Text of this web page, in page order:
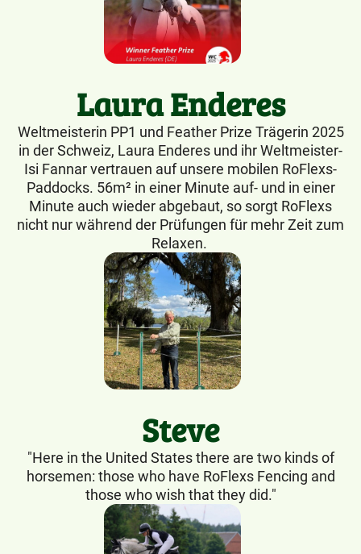
Weltmeisterin PP1 und Feather Prize Trägerin 2025
in der Schweiz, Laura Enderes und ihr Weltmeister-
Isi Fannar vertrauen auf unsere mobilen RoFlexs-
Paddocks. 56m² in einer Minute auf- und in einer
Minute auch wieder abgebaut, so sorgt RoFlexs
nicht nur während der Prüfungen für mehr Zeit zum
Relaxen.
Laura Enderes
"Here in the United States there are two kinds of
horsemen: those who have RoFlexs Fencing and
those who wish that they did."
Steve